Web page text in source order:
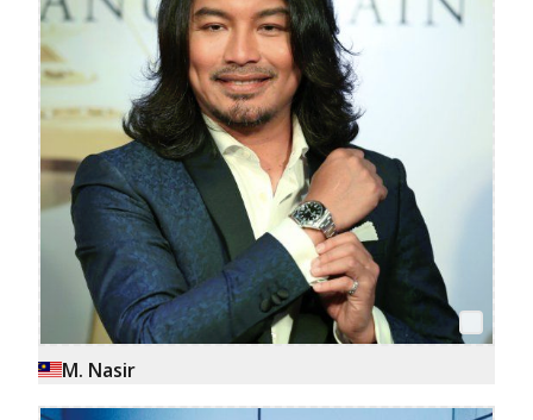
M. Nasir